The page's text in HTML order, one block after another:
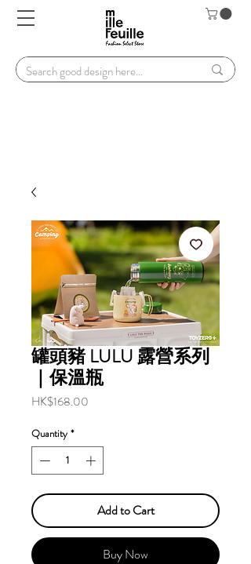
罐頭豬 LULU 露營系列
｜保溫瓶
HK$168.00
Quantity *
Add to Cart
Buy Now